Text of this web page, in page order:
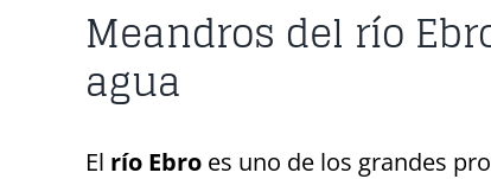
Meandros del río
agua
El río Ebroes uno de los grandes